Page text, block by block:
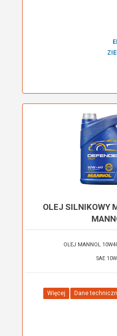
OLEJ SILNIKOWY
OLEJ MANNOL
SAE
Więcej Dane